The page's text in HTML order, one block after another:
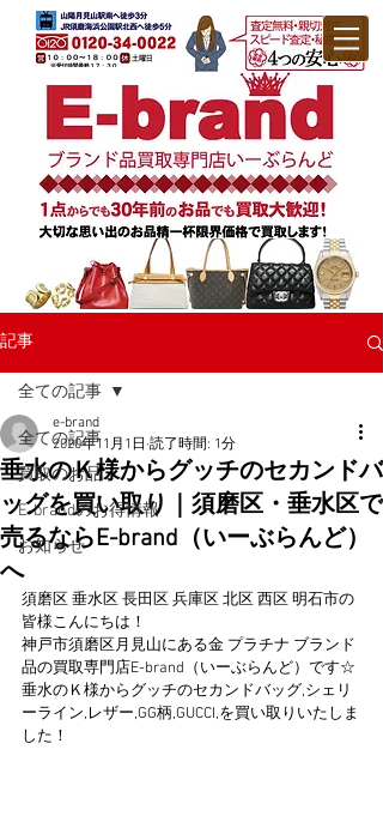
記事
全ての記事
買取のお品
E-brandのお得情報
お知らせ
全ての記事
垂水のＫ様からグッチのセカンドバ
ッグを買い取り｜須磨区・垂水区で
売るならE-brand（いーぶらんど）
へ
e-brand
2020年11月1日 読了時間: 1分
須磨区 垂水区 長田区 兵庫区 北区 西区 明石市の
皆様こんにちは！
神戸市須磨区月見山にある金 プラチナ ブランド
品の買取専門店E-brand（いーぶらんど）です☆
垂水のＫ様からグッチのセカンドバッグ,シェリ
ーライン,レザー,GG柄,GUCCI,を買い取りいたしま
した！